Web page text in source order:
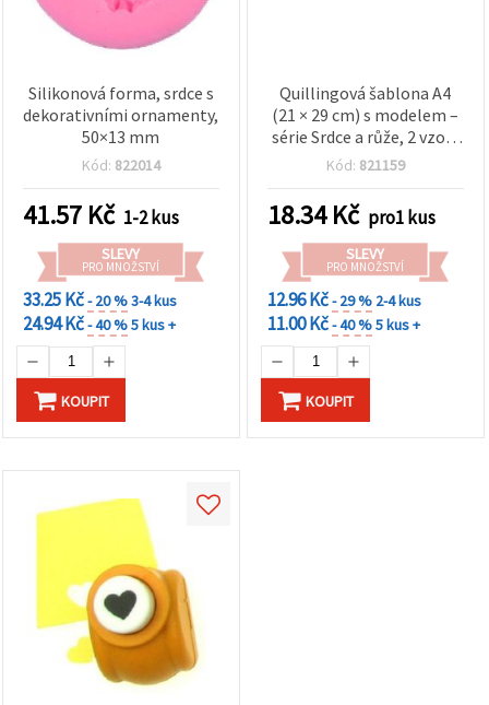
Silikonová forma, srdce s
dekorativními ornamenty,
50×13 mm
Kód: 822014
41.57 Kč 1-2 kus
SLEVY
PRO MNOŽSTVÍ
33.25 Kč- 20 %3-4 kus
24.94 Kč- 40 %5 kus +
KOUPIT
Quillingová šablona A4
(21 × 29 cm) s modelem –
série Srdce a růže, 2 vzory
– 1 ks
Kód: 821159
18.34Kč pro1 kus
SLEVY
PRO MNOŽSTVÍ
12.96 Kč- 29 % 2-4 kus
11.00 Kč- 40 %5 kus +
KOUPIT